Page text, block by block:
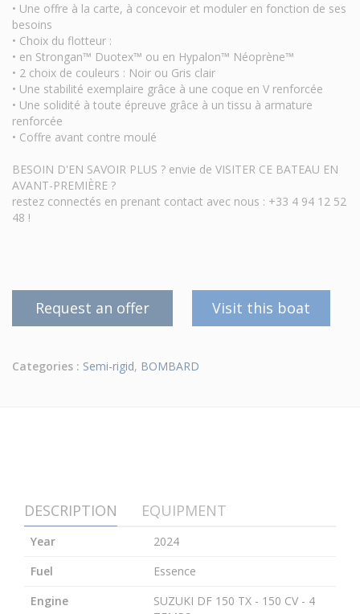
• Une offre à la carte, à concevoir et moduler en fonction de ses
besoins
• Choix du flotteur :
• en Strongan™ Duotex™ ou en Hypalon™ Néoprène™
• 2 choix de couleurs : Noir ou Gris clair
• Une stabilité exemplaire grâce à une coque en V renforcée
• Une solidité à toute épreuve grâce à un tissu à armature
renforcée
• Coffre avant contre moulé
BESOIN D'EN SAVOIR PLUS ? envie de VISITER CE BATEAU EN
AVANT-PREMIÈRE ?
restez connectés en prenant contact avec nous : +33 4 94 12 52
48 !
Request an offer Visit this boat
Categories : Semi-rigid, BOMBARD
DESCRIPTION EQUIPMENT
Year
2024
Fuel
Essence
Engine
SUZUKI DF 150 TX - 150 CV - 4